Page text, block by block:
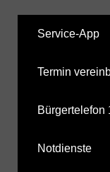
Service-App
Termin
Bürgertelefon
Notdienste